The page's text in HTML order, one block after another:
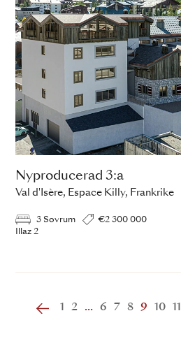
Nyproducerad 3:a
Val d'Isère, Espace Killy, Frankrike
3 Sovrum
€2 300 000
Illaz 2
1 2 ... 6 7 8 9 10 11